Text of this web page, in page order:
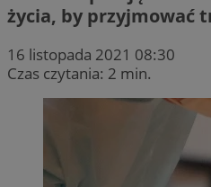
życia, by przyjmować
16 listopada 2021 08:30
Czas czytania: 2 min.